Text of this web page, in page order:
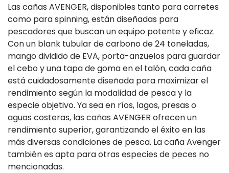
Las cañas AVENGER, disponibles tanto para carretes
como para spinning, están diseñadas para
pescadores que buscan un equipo potente y eficaz.
Con un blank tubular de carbono de 24 toneladas,
mango dividido de EVA, porta-anzuelos para guardar
el cebo y una tapa de goma en el talón, cada caña
está cuidadosamente diseñada para maximizar el
rendimiento según la modalidad de pesca y la
especie objetivo. Ya sea en ríos, lagos, presas o
aguas costeras, las cañas AVENGER ofrecen un
rendimiento superior, garantizando el éxito en las
más diversas condiciones de pesca. La caña Avenger
también es apta para otras especies de peces no
mencionadas.